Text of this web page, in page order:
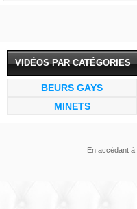
VIDÉOS PAR CATÉGORIES
BEURS GAYS
MINETS
En accédant